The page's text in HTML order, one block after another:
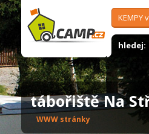
KEMPY
hledej:
tábořiště Na
WWW stránky